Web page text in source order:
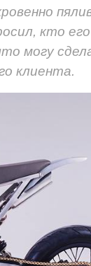
кто
могу
клиента.